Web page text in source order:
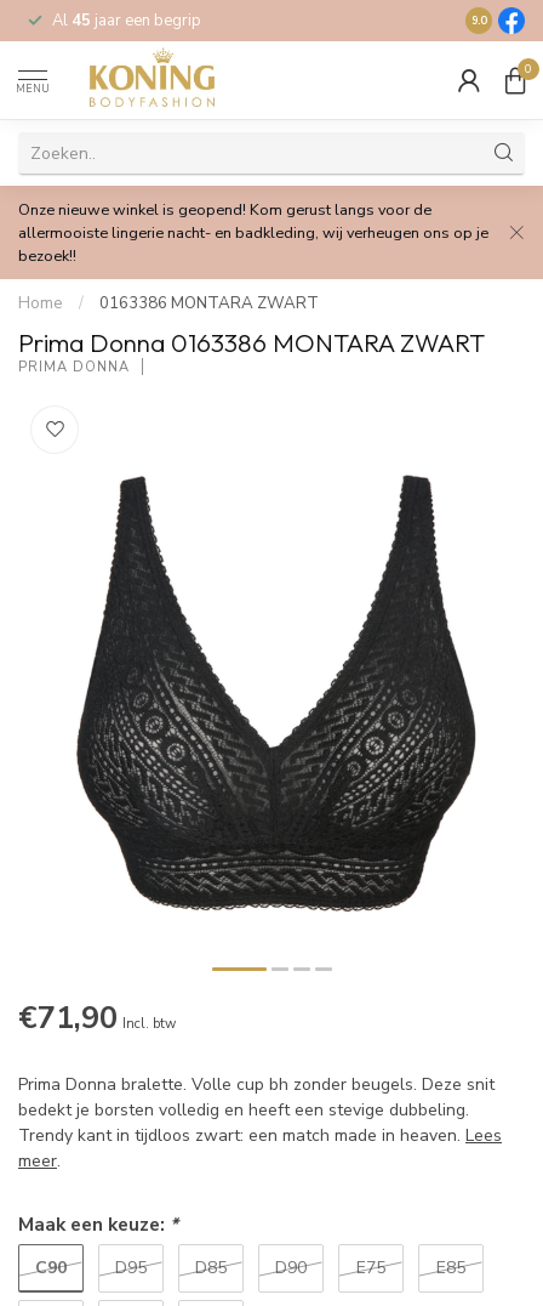
Al 45 jaar een begrip Gratis
9.0
MENU
0
Onze nieuwe winkel is geopend! Kom gerust langs voor de
allermooiste lingerie nacht- en badkleding, wij verheugen ons op je
bezoek!!
Home / 0163386 MONTARA ZWART
Prima Donna 0163386 MONTARA ZWART
PRIMA DONNA
€71,90 Incl. btw
Prima Donna bralette. Volle cup bh zonder beugels. Deze snit
bedekt je borsten volledig en heeft een stevige dubbeling.
Trendy kant in tijdloos zwart: een match made in heaven. Lees
meer.
Maak een keuze: *
C90 D95 D85 D90 E75 E85